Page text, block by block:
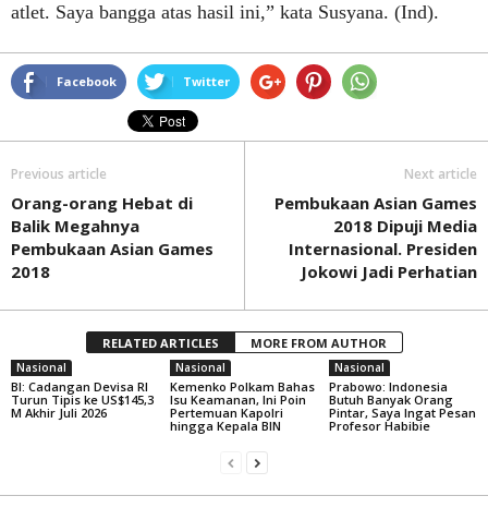
atlet. Saya bangga atas hasil ini,” kata Susyana. (Ind).
Facebook Twitter
Previous article
Orang-orang Hebat di
Balik Megahnya
Pembukaan Asian Games
2018
Next article
Pembukaan Asian Games
2018 Dipuji Media
Internasional. Presiden
Jokowi Jadi Perhatian
RELATED ARTICLES MORE FROM AUTHOR
Nasional
BI: Cadangan Devisa RI
Turun Tipis ke US$145,3
M Akhir Juli 2026
Nasional
Kemenko Polkam Bahas
Isu Keamanan, Ini Poin
Pertemuan Kapolri
hingga Kepala BIN
Nasional
Prabowo: Indonesia
Butuh Banyak Orang
Pintar, Saya Ingat Pesan
Profesor Habibie